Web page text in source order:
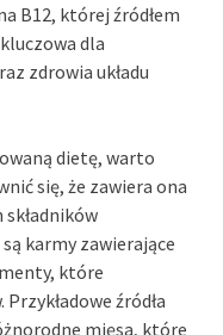
B12, której źródłem
dla
zdrowia układu
dietę, warto
się, że zawiera ona
karmy zawierające
które
źródła
mięsa, które